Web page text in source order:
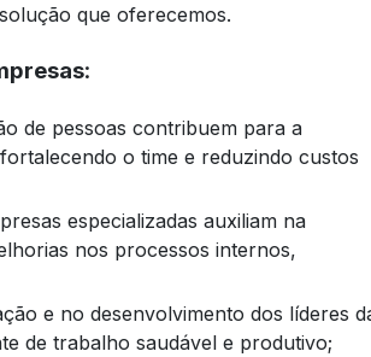
que oferecemos.
:
o time e reduzindo custos
nos processos internos,
de trabalho saudável e produtivo;